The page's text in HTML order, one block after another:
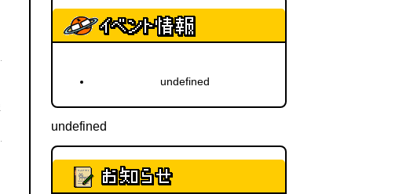
非常口の可能性があるタイヤ(ん
ちゅたぐい) (08.01 16:00)
(08.01 16:00)
たい(つりばんど岡村) (08.01
11:00)
undefined
undefined